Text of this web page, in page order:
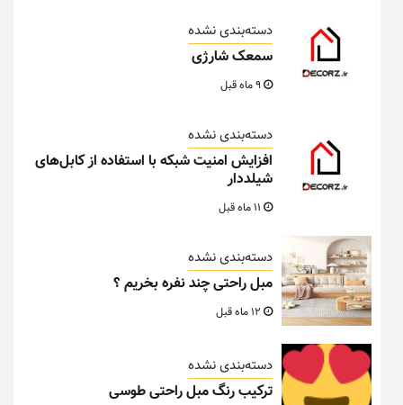
دسته‌بندی نشده
سمعک شارژی
دسته‌بندی نشده
افزایش امنیت شبکه با استفاده از کابل‌های
شیلددار
دسته‌بندی نشده
مبل راحتی چند نفره بخریم ؟
دسته‌بندی نشده
ترکیب رنگ مبل راحتی طوسی